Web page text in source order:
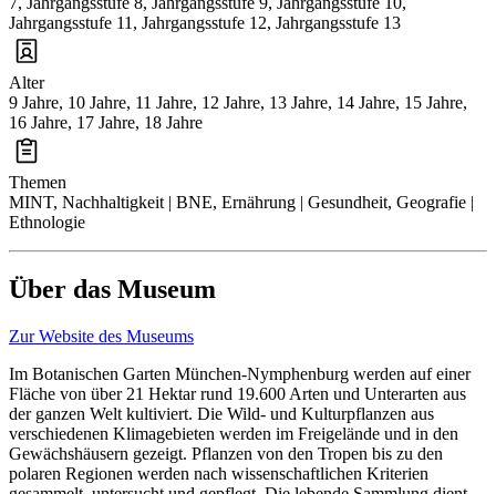
Jahrgangsstufe 11, Jahrgangsstufe 12, Jahrgangsstufe 13
Alter
9 Jahre, 10 Jahre, 11 Jahre, 12 Jahre, 13 Jahre, 14 Jahre, 15 Jahre,
16 Jahre, 17 Jahre, 18 Jahre
Themen
MINT, Nachhaltigkeit | BNE, Ernährung | Gesundheit, Geografie |
Ethnologie
Über das Museum
Zur Website des Museums
Im Botanischen Garten München-Nymphenburg werden auf einer
Fläche von über 21 Hektar rund 19.600 Arten und Unterarten aus
der ganzen Welt kultiviert. Die Wild- und Kulturpflanzen aus
verschiedenen Klimagebieten werden im Freigelände und in den
Gewächshäusern gezeigt. Pflanzen von den Tropen bis zu den
polaren Regionen werden nach wissenschaftlichen Kriterien